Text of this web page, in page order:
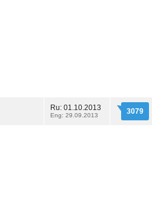
Ru: 01.10.2013
Eng: 29.09.2013 3079